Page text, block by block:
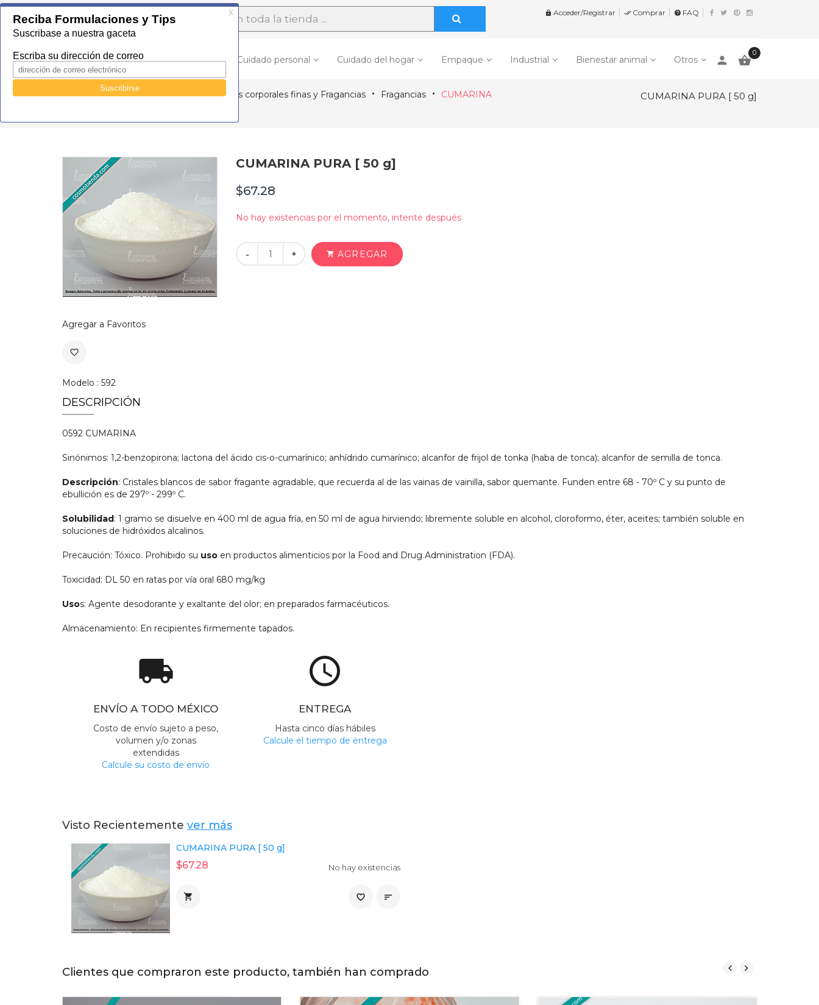
Droguería
Cosmopolita
 Acceder/Registrar  Comprar help FAQ
Inicio Alimenticio Cuidado personal Cuidado del hogar Empaque Industrial Bienestar animal Otros person 
0
Catálogo Cuidado personal Lociones corporales finas y Fragancias Fragancias
CUMARINA
CUMARINA PURA [ 50 g]
CUMARINA PURA [ 50 g]
$67.28
No hay existencias por el momento, intente después
+
- shopping_cart AGREGAR
Agregar a Favoritos
favorite_border
Modelo : 592
DESCRIPCIÓN
0592 CUMARINA
Sinónimos: 1,2-benzopirona; lactona del ácido cis-o-cumarínico; anhídrido cumarínico; alcanfor de frijol de tonka (haba de tonca); alcanfor de semilla de tonca.
Descripción: Cristales blancos de sabor fragante agradable, que recuerda al de las vainas de vainilla, sabor quemante. Funden entre 68 - 70º C y su punto de
ebullición es de 297º - 299º C.
Solubilidad: 1 gramo se disuelve en 400 ml de agua fría, en 50 ml de agua hirviendo; libremente soluble en alcohol, cloroformo, éter, aceites; también soluble en
soluciones de hidróxidos alcalinos.
Precaución: Tóxico. Prohibido su uso en productos alimenticios por la Food and Drug Administration (FDA).
Toxicidad: DL 50 en ratas por vía oral 680 mg/kg
Usos: Agente desodorante y exaltante del olor; en preparados farmacéuticos.
Almacenamiento: En recipientes firmemente tapados.
local_shipping
ENVÍO A TODO MÉXICO
Costo de envío sujeto a peso,
volumen y/o zonas
extendidas
Calcule su costo de envío
access_time
ENTREGA
Hasta cinco días hábiles
Calcule el tiempo de entrega
Visto Recientemente ver más
CUMARINA PURA [ 50 g]
$67.28 No hay existencias
 
favorite_border
Clientes que compraron este producto, también han comprado